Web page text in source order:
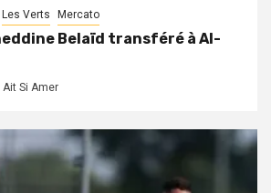
Les Verts Mercato
Belaïd transféré à Al-
Ait Si Amer